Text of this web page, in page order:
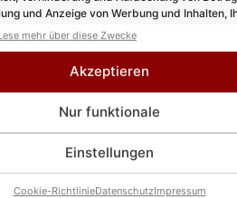
und Anzeige von Werbung und Inhalten,
speichern und übermitteln.
mehr über diese Zwecke
Akzeptieren
Nur funktionale
Einstellungen
Cookie-RichtlinieDatenschutzImpressum